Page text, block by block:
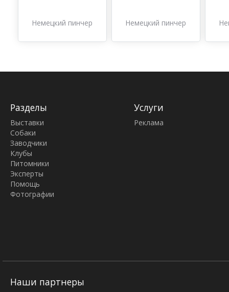
Немецкий пинчер Немецкий пинчер
Разделы
Выставки
Собаки
Заводчики
Клубы
Питомники
Эксперты
Помощь
Фотографии
Услуги
Реклама
Наши партнеры